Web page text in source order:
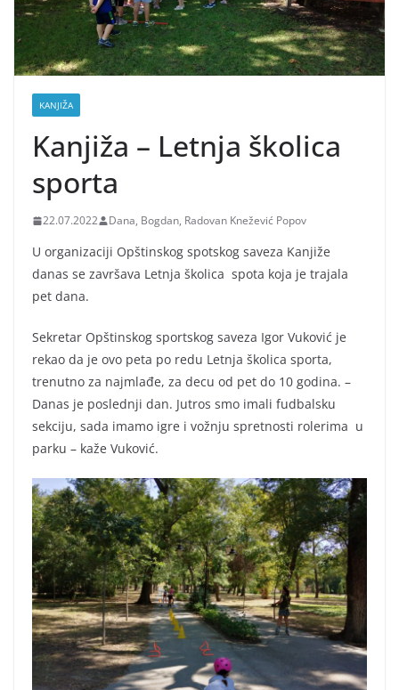
KANJIŽA
Kanjiža – Letnja školica
sporta
22.07.2022 Dana, Bogdan, Radovan Knežević Popov
U organizaciji Opštinskog spotskog saveza Kanjiže
danas se završava Letnja školica spota koja je trajala
pet dana.
Sekretar Opštinskog sportskog saveza Igor Vuković je
rekao da je ovo peta po redu Letnja školica sporta,
trenutno za najmlađe, za decu od pet do 10 godina. –
Danas je poslednji dan. Jutros smo imali fudbalsku
sekciju, sada imamo igre i vožnju spretnosti rolerima u
parku – kaže Vuković.